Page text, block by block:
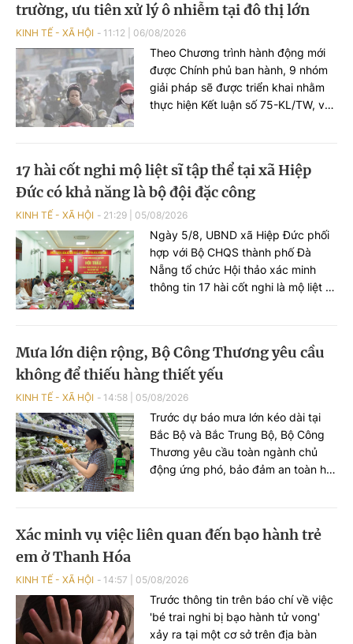
khỏe toàn diện và lan tỏa lối sống
xanh cho người Việt.
trường, ưu tiên xử lý ô nhiễm tại đô thị lớn
KINH TẾ - XÃ HỘI 11:12 06/08/2026
Theo Chương trình hành động mới
được Chính phủ ban hành, 9 nhóm
giải pháp sẽ được triển khai nhằm
thực hiện Kết luận số 75-KL/TW, với
cường thích ứng với biến đổi khí hậu
và thúc đẩy chuyển đổi xanh.
17 hài cốt nghi mộ liệt sĩ tập thể tại xã Hiệp
Đức có khả năng là bộ đội đặc công
KINH TẾ - XÃ HỘI 21:29 05/08/2026
Ngày 5/8, UBND xã Hiệp Đức phối
hợp với Bộ CHQS thành phố Đà
Nẵng tổ chức Hội thảo xác minh
thông tin 17 hài cốt nghi là mộ liệt sĩ
Mưa lớn diện rộng, Bộ Công Thương yêu cầu
không để thiếu hàng thiết yếu
KINH TẾ - XÃ HỘI 14:58 05/08/2026
Trước dự báo mưa lớn kéo dài tại
Bắc Bộ và Bắc Trung Bộ, Bộ Công
Thương yêu cầu toàn ngành chủ
động ứng phó, bảo đảm an toàn hồ
Xác minh vụ việc liên quan đến bạo hành trẻ
em ở Thanh Hóa
KINH TẾ - XÃ HỘI 14:57 05/08/2026
Trước thông tin trên báo chí về việc
'bé trai nghi bị bạo hành tử vong'
xảy ra tại một cơ sở trên địa bàn